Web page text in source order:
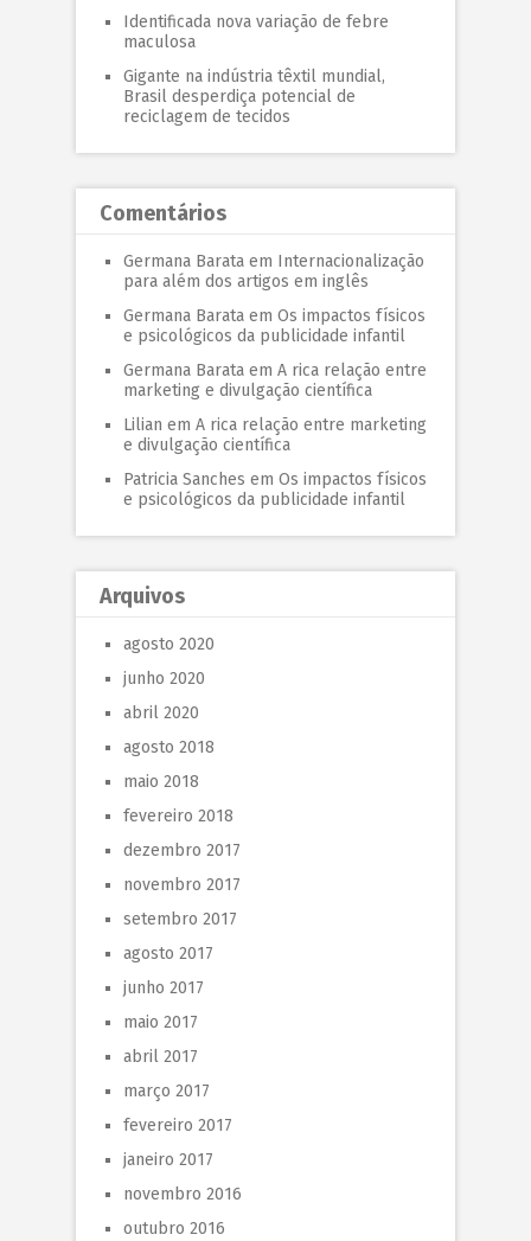
Identificada nova variação de febre
maculosa
Gigante na indústria têxtil mundial,
Brasil desperdiça potencial de
reciclagem de tecidos
Comentários
Germana Barata em Internacionalização
para além dos artigos em inglês
Germana Barata em Os impactos físicos
e psicológicos da publicidade infantil
Germana Barata em A rica relação entre
marketing e divulgação científica
Lilian em A rica relação entre marketing
e divulgação científica
Patricia Sanches em Os impactos físicos
e psicológicos da publicidade infantil
Arquivos
agosto 2020
junho 2020
abril 2020
agosto 2018
maio 2018
fevereiro 2018
dezembro 2017
novembro 2017
setembro 2017
agosto 2017
junho 2017
maio 2017
abril 2017
março 2017
fevereiro 2017
janeiro 2017
novembro 2016
outubro 2016